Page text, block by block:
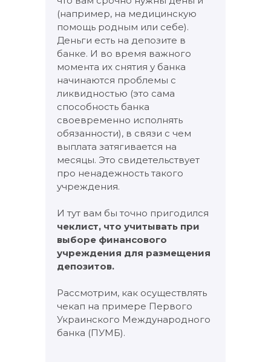
(например, на медицинскую
помощь родным или себе).
Деньги есть на депозите в
банке. И во время важного
момента их снятия у банка
начинаются проблемы с
ликвидностью (это сама
способность банка
своевременно исполнять
обязанности), в связи с чем
выплата затягивается на
месяцы. Это свидетельствует
про ненадежность такого
учреждения.
И тут вам бы точно пригодился
чеклист, что учитывать при
выборе финансового
учреждения для размещения
депозитов.
Рассмотрим, как осуществлять
чекап на примере Первого
Украинского Международного
банка (ПУМБ).